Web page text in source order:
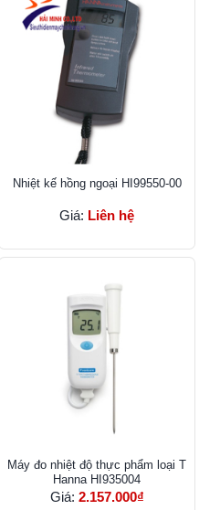
Nhiệt kế hồng ngoại HI99550-00
Giá: Liên hệ
Máy đo nhiệt độ thực phẩm loại T
Hanna HI935004
Giá: 2.157.000₫